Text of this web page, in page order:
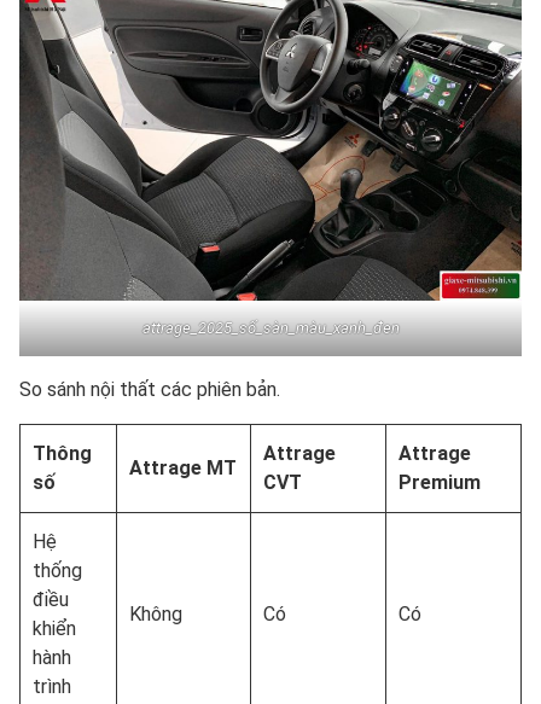
attrage_2025_số_sàn_màu_xanh_đen
So sánh nội thất các phiên bản.
Thông
số
Attrage MT
Attrage
CVT
Attrage
Premium
Hệ
thống
điều
khiển
hành
trình
Không Có Có